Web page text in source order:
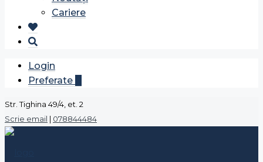
Cariere
Login
Preferate
Str. Tighina 49/4, et. 2
Scrie email | 078844484